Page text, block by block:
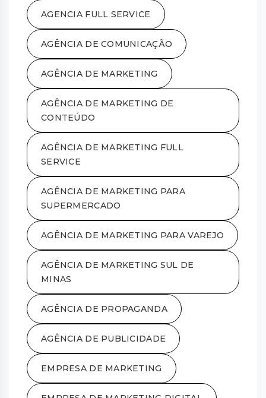
AGENCIA FULL SERVICE
AGÊNCIA DE COMUNICAÇÃO
AGÊNCIA DE MARKETING
AGÊNCIA DE MARKETING DE
CONTEÚDO
AGÊNCIA DE MARKETING FULL
SERVICE
AGÊNCIA DE MARKETING PARA
SUPERMERCADO
AGÊNCIA DE MARKETING PARA VAREJO
AGÊNCIA DE MARKETING SUL DE
MINAS
AGÊNCIA DE PROPAGANDA
AGÊNCIA DE PUBLICIDADE
EMPRESA DE MARKETING